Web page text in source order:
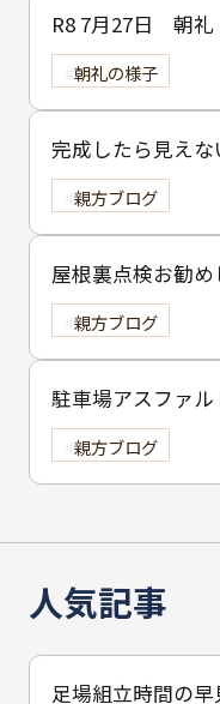
R8 7月27日 朝礼
朝礼の様子
完成したら見え
は下塗りです
親方ブログ
屋根裏点検お勧め
親方ブログ
駐車場アスファ
の？
親方ブログ
人気記事
足場組立時間の